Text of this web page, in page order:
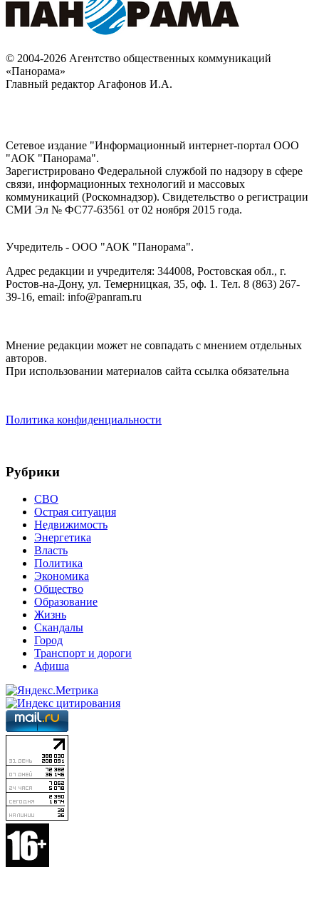
© 2004-2026 Агентство общественных коммуникаций
«Панорама»
Главный редактор Агафонов И.А.
Сетевое издание "Информационный интернет-портал ООО
"АОК "Панорама".
Зарегистрировано Федеральной службой по надзору в сфере
связи, информационных технологий и массовых
коммуникаций (Роскомнадзор). Cвидетельство о регистрации
СМИ Эл № ФС77-63561 от 02 ноября 2015 года.
Учредитель - ООО "АОК "Панорама".
Адрес редакции и учредителя: 344008, Ростовская обл., г.
Ростов-на-Дону, ул. Темерницкая, 35, оф. 1. Тел. 8 (863) 267-
39-16, email: info@panram.ru
Мнение редакции может не совпадать с мнением отдельных
авторов.
При использовании материалов сайта ссылка обязательна
Политика конфиденциальности
Рубрики
СВО
Острая ситуация
Недвижимость
Энергетика
Власть
Политика
Экономика
Общество
Образование
Жизнь
Скандалы
Город
Транспорт и дороги
Афиша